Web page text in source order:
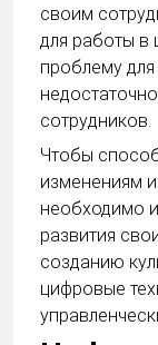
своим
для работы в
проблему
сотрудников.
Чтобы
изменениям
необходимо
развития
созданию
цифровые